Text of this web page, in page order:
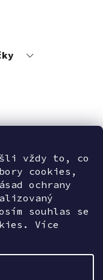
vždy to, co
cookies,
ochrany
souhlas se
Více